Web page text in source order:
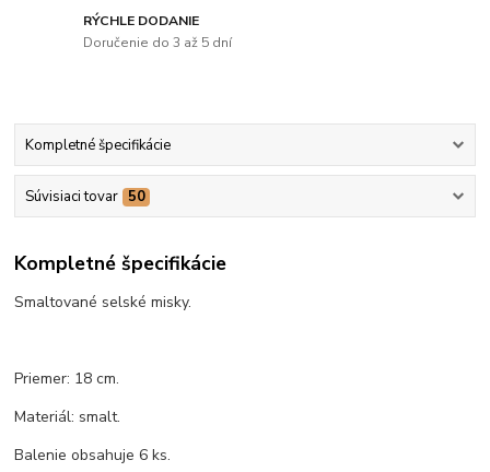
RÝCHLE DODANIE
Doručenie do 3 až 5 dní
Kompletné špecifikácie
Súvisiaci tovar 50
Kompletné špecifikácie
Smaltované selské misky.
Priemer: 18 cm.
Materiál: smalt.
Balenie obsahuje 6 ks.